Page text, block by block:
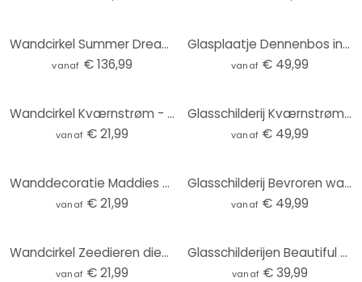
Wandcirkel Summer Dreams at Sea (3-delig)
vanaf € 136,99
Glasplaatje Dennenbos in het Huang Shan-gebergte - NingYun Ye - Rond
vanaf € 49,99
Wandcirkel Kværnstrøm - Dew-covered sunrise
vanaf € 21,99
Glasschilderij Kværnstrøm - Dew-covered sunrise
vanaf € 49,99
Wanddecoratie Maddies Mood - Jota de jai - aluminium dibond rond
vanaf € 21,99
Glasschilderij Bevroren water - Fedrau
vanaf € 49,99
Wandcirkel Zeedieren diep in de oceaan - Oliver Robins
vanaf € 21,99
Glasschilderijen Beautiful Peacock - rond
vanaf € 39,99